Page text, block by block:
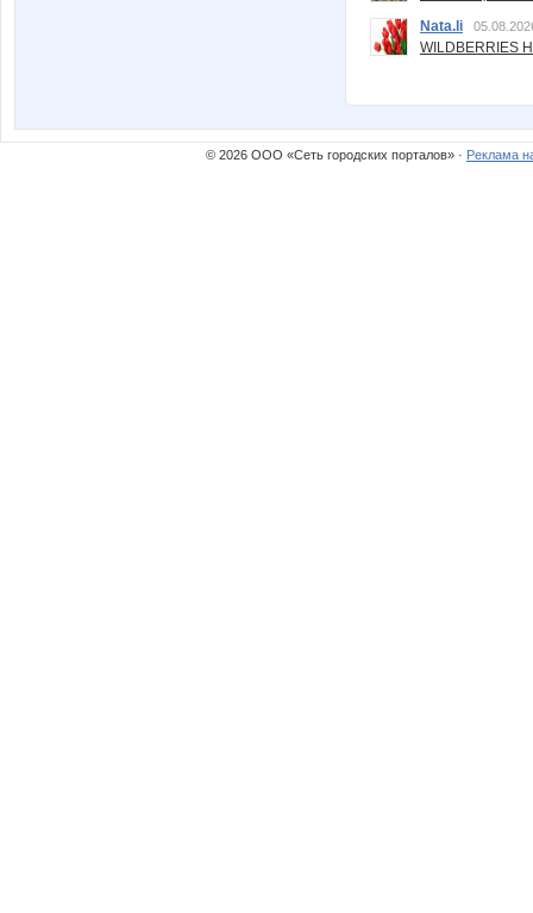
Nata.li
© 2026 ООО «Сеть городских порталов» · Реклама